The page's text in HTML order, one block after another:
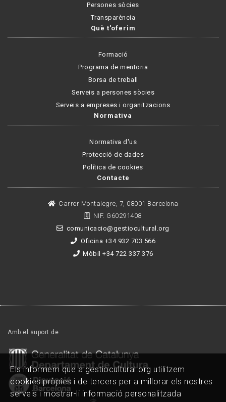
Persones sòcies
Transparència
Què t'oferim
Formació
Programa de mentoria
Borsa de treball
Serveis a persones sòcies
Serveis a empreses i organitzacions
Normativa
Normativa d'us
Protecció de dades
Política de cookies
Contacte
Carrer Montalegre, 7, 08001 Barcelona
NIF. G60291408
comunicacio@gestiocultural.org
Oficina +34 932 703 566
Mòbil +34 722 337 376
Amb el suport de:
Els informem que a gestiocultural.org utilitzem
cookies pròpies i de tercers per a millorar els nostres
serveis i mostrar-li informació personalitzada